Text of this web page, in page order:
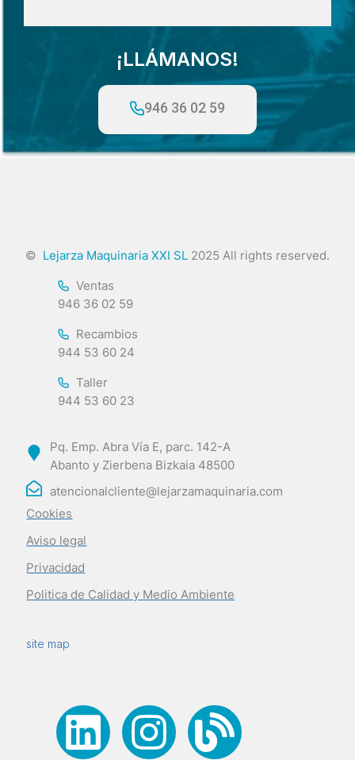
¡LLÁMANOS!
946 36 02 59
© Lejarza Maquinaria XXI SL 2025 All rights reserved.
Ventas
946 36 02 59
Recambios
944 53 60 24
Taller
944 53 60 23
Pq. Emp. Abra Vía E, parc. 142-A
Abanto y Zierbena Bizkaia 48500
atencionalcliente@lejarzamaquinaria.com
Cookies
Aviso legal
Privacidad
Politica de Calidad y Medio Ambiente
site map